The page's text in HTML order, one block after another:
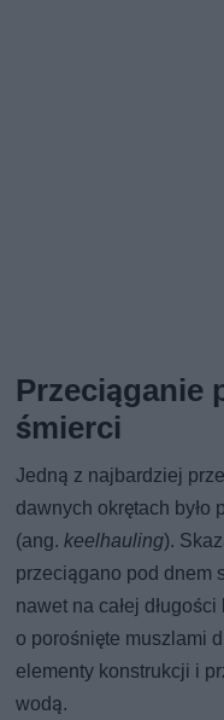
Przeciąganie
śmierci
Jedną z najbardziej
dawnych okrętach było
(ang.keelhauling).
przeciągano pod dnem
nawet na całej długości
o porośnięte muszlami
elementy konstrukcji i
wodą.